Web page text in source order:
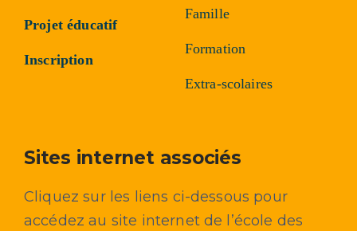
Projet éducatif
Inscription
Famille
Formation
Extra-scolaires
Sites internet associés
Cliquez sur les liens ci-dessous pour
accédez au site internet de l’école des